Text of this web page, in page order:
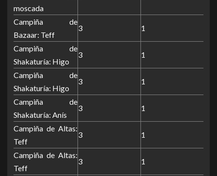
moscada
Campiña de
Bazaar: Teff
3 1
Campiña de
Shakaturía: Higo
3 1
Campiña de
Shakaturía: Higo
3 1
Campiña de
Shakaturía: Anís
3 1
Campiña de Altas:
Teff
3 1
Campiña de Altas:
Teff
3 1